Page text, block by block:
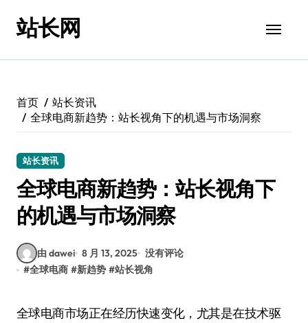
站长网
首页
站长资讯
全球电商新趋势：站长视角下的机遇与市场洞察
站长资讯
全球电商新趋势：站长视角下
的机遇与市场洞察
由 dawei 8 月 13, 2025 没有评论
#全球电商 #新趋势 #站长视角
全球电商市场正在经历快速变化，尤其是在技术驱